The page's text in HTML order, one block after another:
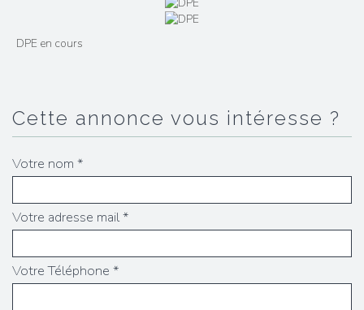
DPE en cours
cette annonce vous intéresse ?
Votre nom *
Votre adresse mail *
Votre Téléphone *